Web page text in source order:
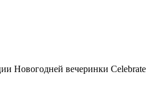
Новогодней вечеринки Celebrate